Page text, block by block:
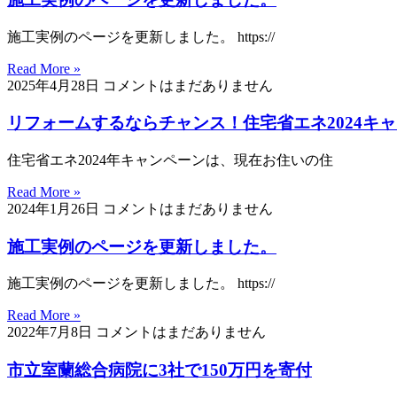
施工実例のページを更新しました。 https://
Read More »
2025年4月28日 コメントはまだありません
リフォームするならチャンス！住宅省エネ2024キ
住宅省エネ2024年キャンペーンは、現在お住いの住
Read More »
2024年1月26日 コメントはまだありません
施工実例のページを更新しました。
施工実例のページを更新しました。 https://
Read More »
2022年7月8日 コメントはまだありません
市立室蘭総合病院に3社で150万円を寄付